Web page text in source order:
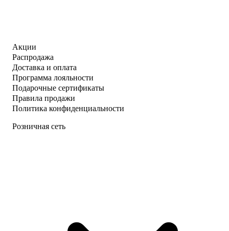
Акции
Распродажа
Доставка и оплата
Программа лояльности
Подарочные сертификаты
Правила продажи
Политика конфиденциальности
Розничная сеть